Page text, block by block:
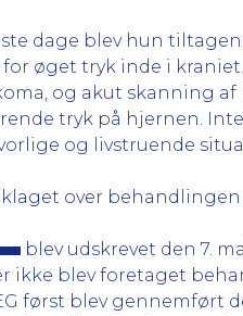
dage blev hun
øget tryk inde i kraniet.
og akut skanning
tryk på hjernen.
og livstruende
klaget over behandlingen
blev udskrevet den 7.
ikke blev foretaget
først blev gennemført